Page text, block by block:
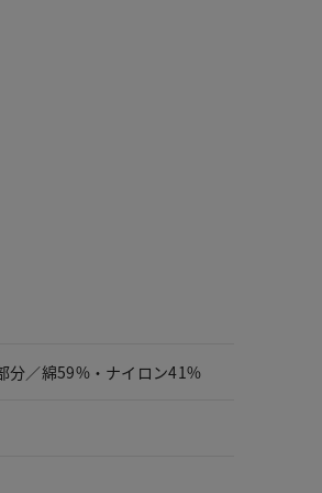
分／綿59%・ナイロン41%